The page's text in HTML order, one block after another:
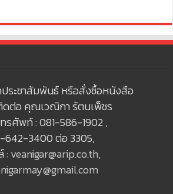
ระชาสัมพันธ์ หรือสั่งซื้อหนังสือ
ต่อ คุณเวณิกา รัตนเพ็ชร
รศัพท์ : 081-586-1902 ,
642-3400 ต่อ 3305,
: veanigar@arip.co.th,